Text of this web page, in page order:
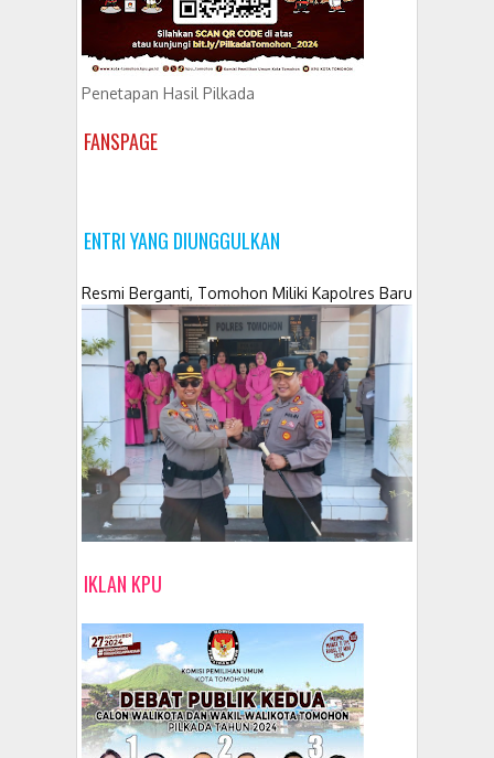
Penetapan Hasil Pilkada
FANSPAGE
ENTRI YANG DIUNGGULKAN
Resmi Berganti, Tomohon Miliki Kapolres Baru
IKLAN KPU